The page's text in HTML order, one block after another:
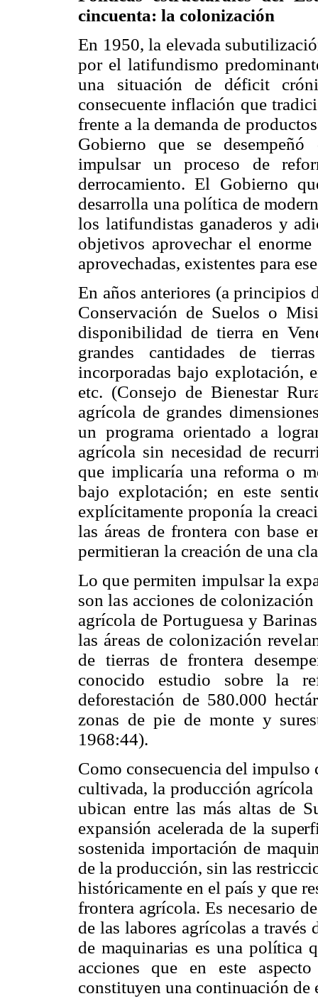
cincuenta: la colonización
En 1950, la elevada
por el latifundismo
una situación de déficit
consecuente inflación que
frente a la demanda de
Gobierno que se
impulsar un proceso de
derrocamiento. El Gobierno
desarrolla una política de
los latifundistas ganaderos y
objetivos aprovechar el
aprovechadas, existentes para
En años anteriores (a principios
Conservación de Suelos o
disponibilidad de tierra en
grandes cantidades de
incorporadas bajo explotación,
etc. (Consejo de Bienestar
agrícola de grandes
un programa orientado a
agrícola sin necesidad de
que implicaría una reforma o
bajo explotación; en este
explícitamente proponía la
las áreas de frontera con base
permitieran la creación de una
Lo que permiten impulsar la
son las acciones de
agrícola de Portuguesa y
las áreas de colonización
de tierras de frontera
conocido estudio sobre la
deforestación de 580.000
zonas de pie de monte y
1968:44).
Como consecuencia del impulso
cultivada, la producción agrícola
ubican entre las más altas de
expansión acelerada de la
sostenida importación de
de la producción, sin las
históricamente en el país y que
frontera agrícola. Es necesario
de las labores agrícolas a
de maquinarias es una política
acciones que en este
constituyen una continuación de